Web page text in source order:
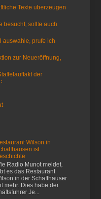
Texte uberzeugen
besucht, sollte auch
auswahle, prufe ich
zur Neueröffnung,
der
Wilson in
ist
Radio Munot meldet,
es das Restaurant
in der Schaffhauser
mehr. Dies habe der
Je...